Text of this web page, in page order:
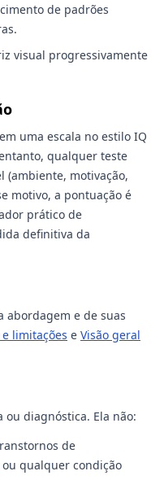
de padrões
visual progressivamente
uma escala no estilo IQ
qualquer teste
(ambiente, motivação,
motivo, a pontuação é
prático de
definitiva da
abordagem e de suas
limitações e Visão geral
ou diagnóstica. Ela não:
de
qualquer condição